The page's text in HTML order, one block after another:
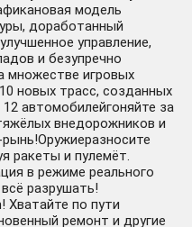
модель
доработанный
управление,
и безупречно
множестве игровых
новых трасс, созданных
автомобилейгоняйте за
внедорожников и
ракеты и пулемёт.
в режиме реального
разрушать!
Хватайте по пути
ремонт и другие